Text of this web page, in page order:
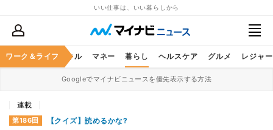
いい仕事は、いい暮らしから
ワーク＆ライフ
ア ビジネススキル マネー 暮らし ヘルスケア グルメ レジャー
Googleでマイナビニュースを優先表示する方法
連載
第186回 【クイズ】読めるかな?